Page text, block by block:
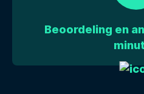
Beoordeling en